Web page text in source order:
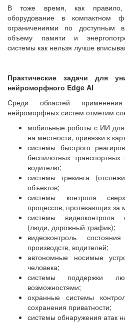
В тоже время, как правило,
оборудование в компактном
ограничениями по доступным
объему памяти и
системы как нельзя лучше
Практические задачи для
нейроморфного Edge AI
Среди областей применения
нейроморфных систем отметим
мобильные роботы с ИИ для
на местности, привязки к
системы быстрого
беспилотных
водителю;
системы трекинга
объектов;
системы контроля
процессов, протекающих за
системы видеоконтроля
(люди, дорожный трафик);
видеоконтроль
производств, водителей;
автономные носимые
человека;
системы поддержки
возможностями;
охранные системы
сохранения приватности;
системы обнаружения атак